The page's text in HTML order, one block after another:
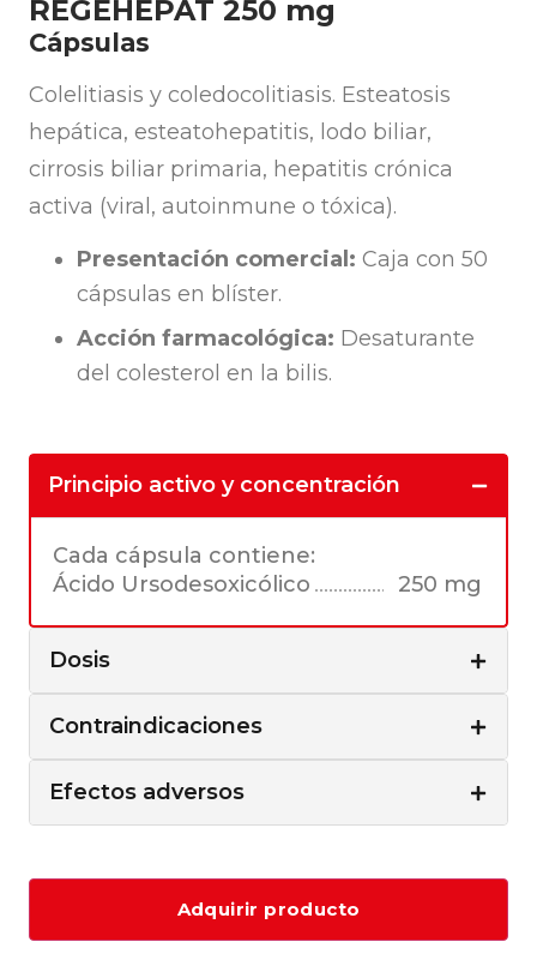
REGEHEPAT 250 mg
Cápsulas
Colelitiasis y coledocolitiasis. Esteatosis
hepática, esteatohepatitis, lodo biliar,
cirrosis biliar primaria, hepatitis crónica
activa (viral, autoinmune o tóxica).
Presentación comercial: Caja con 50
cápsulas en blíster.
Acción farmacológica: Desaturante
del colesterol en la bilis.
Principio activo y concentración
Cada cápsula contiene:
Ácido Ursodesoxicólico
250 mg
Dosis
Contraindicaciones
Efectos adversos
Adquirir producto